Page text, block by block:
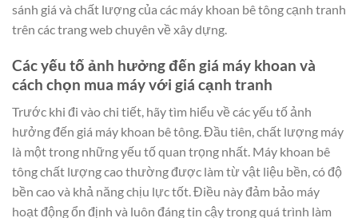
sánh giá và chất lượng của các máy khoan bê tông cạnh tranh
trên các trang web chuyên về xây dựng.
Các yếu tố ảnh hưởng đến giá máy khoan và
cách chọn mua máy với giá cạnh tranh
Trước khi đi vào chi tiết, hãy tìm hiểu về các yếu tố ảnh
hưởng đến giá máy khoan bê tông. Đầu tiên, chất lượng máy
là một trong những yếu tố quan trọng nhất. Máy khoan bê
tông chất lượng cao thường được làm từ vật liệu bền, có độ
bền cao và khả năng chịu lực tốt. Điều này đảm bảo máy
hoạt động ổn định và luôn đáng tin cậy trong quá trình làm